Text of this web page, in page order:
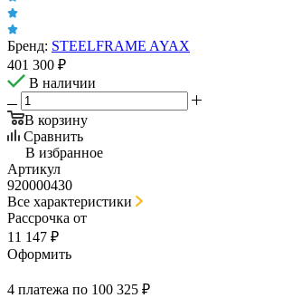
Бренд: STEELFRAME AYAX
401 300 ₽
В наличии
В корзину
Сравнить
В избранное
Артикул
920000430
Все характеристики
Рассрочка от
11 147 ₽
Оформить
4 платежа по 100 325 ₽